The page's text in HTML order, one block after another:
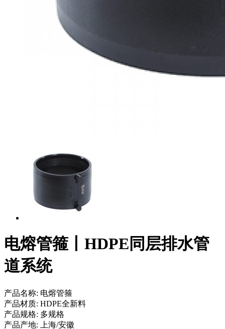
电熔管箍丨HDPE同层排水管
道系统
产品名称: 电熔管箍
产品材质: HDPE全新料
产品规格: 多规格
产品产地:
上海/安徽